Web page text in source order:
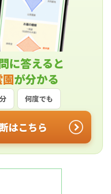
に答えると
が分かる
何度でも
はこちら